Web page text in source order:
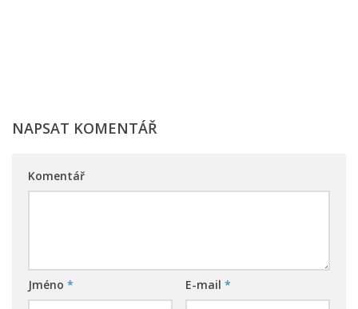
NAPSAT KOMENTÁŘ
Komentář
Jméno * E-mail *